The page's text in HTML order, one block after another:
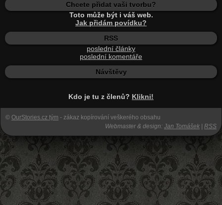
Chcete přidat vaši tvorbu?
Toto může být i váš web.
Jak přidám povídku?
RSS
poslední články
poslední komentáře
Návštěvy
Kdo je tu z členů? Klikni!
© OurStories.cz tým - zákaz kopírování veškerého obsahu
Webmaster & design: Jan Tomášek RSS